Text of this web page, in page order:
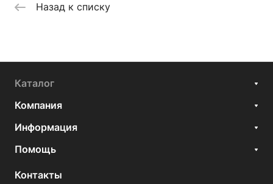
Назад к списку
Каталог
Компания
Информация
Помощь
Контакты